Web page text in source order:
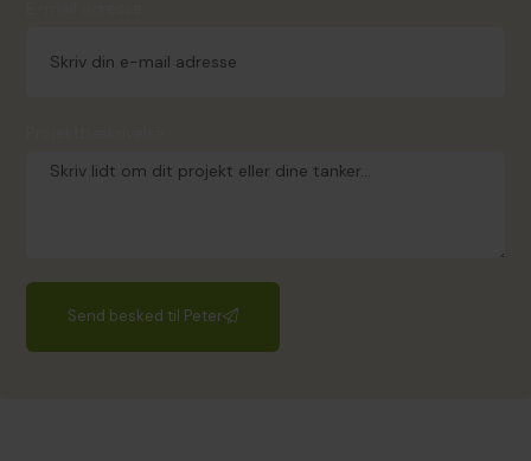
Send besked til Peter